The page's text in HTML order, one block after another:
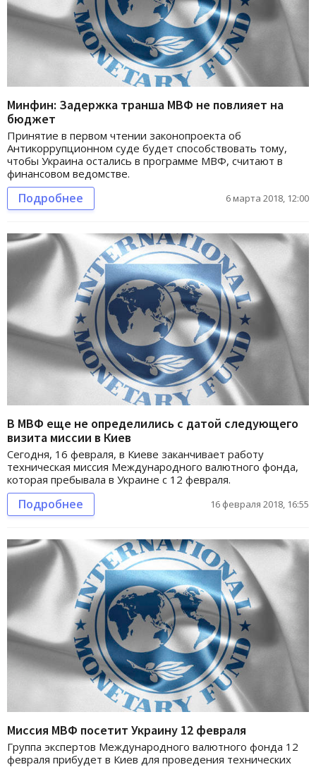
Минфин: Задержка транша МВФ не повлияет на
бюджет
Принятие в первом чтении законопроекта об
Антикоррупционном суде будет способствовать тому,
чтобы Украина остались в программе МВФ, считают в
финансовом ведомстве.
Подробнее 6 марта 2018, 12:00
В МВФ еще не определились с датой следующего
визита миссии в Киев
Сегодня, 16 февраля, в Киеве заканчивает работу
техническая миссия Международного валютного фонда,
которая пребывала в Украине с 12 февраля.
Подробнее 16 февраля 2018, 16:55
Миссия МВФ посетит Украину 12 февраля
Группа экспертов Международного валютного фонда 12
февраля прибудет в Киев для проведения технических